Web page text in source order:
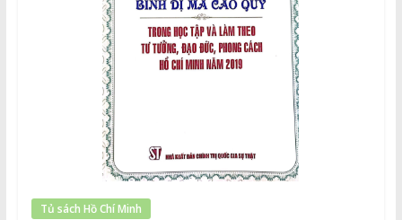
Tủ sách Hồ Chí Minh